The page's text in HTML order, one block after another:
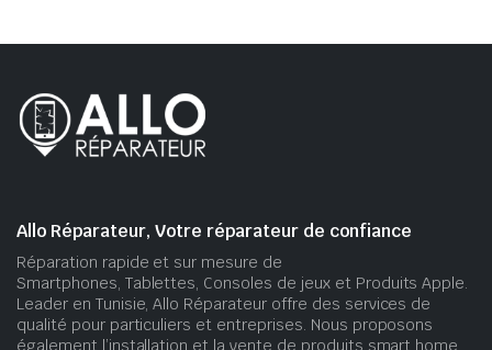
Allo Réparateur, Votre réparateur de confiance
Réparation rapide et sur mesure de
Smartphones, Tablettes, Consoles de jeux et Produits Apple.
Leader en Tunisie, Allo Réparateur offre des services de
qualité pour particuliers et entreprises. Nous proposons
également l’installation et la vente de produits smart home